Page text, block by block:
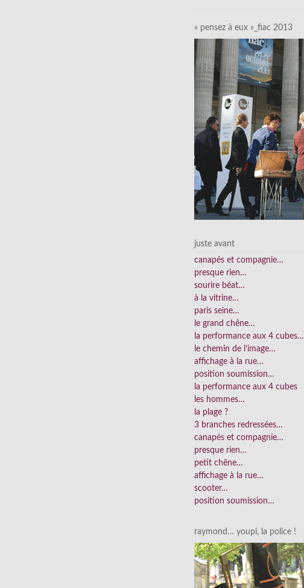
« pensez à eux »_fiac 2013
juste avant
canapés et compagnie…
presque rien…
sourire béat…
à la vitrine…
paris seine…
le grand chêne…
la performance aux 4 cubes…
le chemin de l’image…
affichage à la rue…
position soumission…
la performance aux 4 cubes
les hommes…
la plage ?
3 branches redressées…
canapés et compagnie…
presque rien…
petit chêne…
affichage à la rue…
scooter…
position soumission…
raymond… youpi, la police !